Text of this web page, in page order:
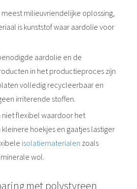
meest milieuvriendelijke oplossing,
is kunststof waar aardolie voor
aardolie en de
in het productieproces zijn
volledig recycleerbaar en
irriterende stoffen.
niet flexibel waardoor het
hoekjes en gaatjes lastiger
isolatiematerialen zoals
wol.
met polystyreen